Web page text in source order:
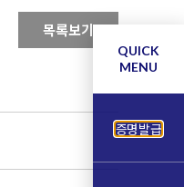
목록보기
QUICK
MENU
증명발급